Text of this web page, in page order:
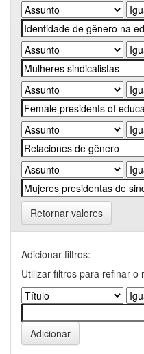
Retornar valores
Adicionar filtros:
Utilizar filtros para refinar o